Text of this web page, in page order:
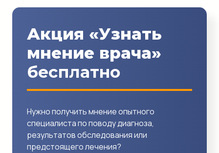
Акция «Узнать
мнение врача»
бесплатно
Нужно получить мнение опытного
специалиста по поводу диагноза,
результатов обследования или
предстоящего лечения?